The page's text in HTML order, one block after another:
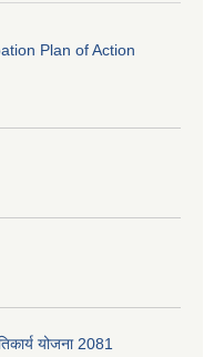
Plan of Action
योजना 2081